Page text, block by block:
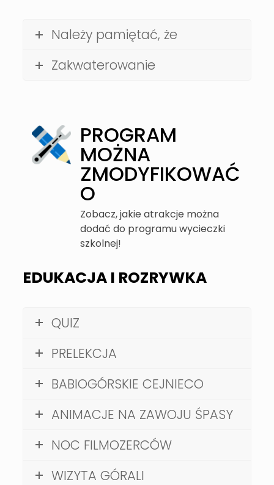
Należy pamiętać, że
Zakwaterowanie
PROGRAM
MOŻNA
ZMODYFIKOWAĆ
O
Zobacz, jakie atrakcje można
dodać do programu wycieczki
szkolnej!
EDUKACJA I ROZRYWKA
QUIZ
PRELEKCJA
BABIOGÓRSKIE CEJNIECO
ANIMACJE NA ZAWOJU ŚPASY
NOC FILMOZERCÓW
WIZYTA GÓRALI